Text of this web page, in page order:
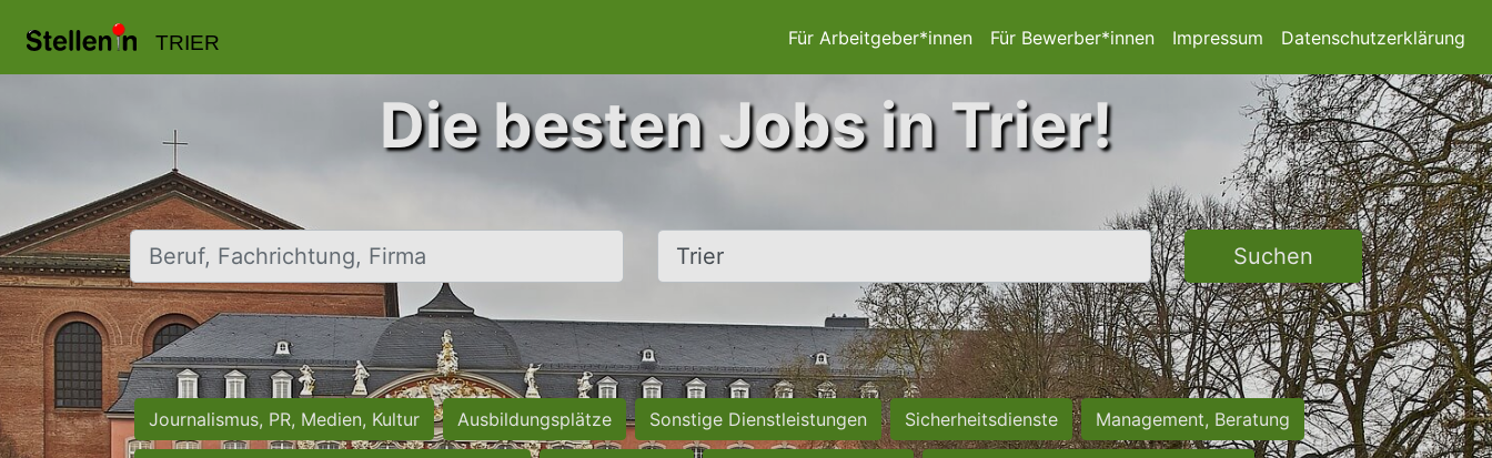
TRIER Für Arbeitgeber*innen Für Bewerber*innen Impressum Datenschutzerklärung
Die besten Jobs in Trier!
Beruf, Fachrichtung, Firma Ort, Stadt Suchen
Journalismus, PR, Medien, Kultur Ausbildungsplätze Sonstige Dienstleistungen Sicherheitsdienste Management, Beratung